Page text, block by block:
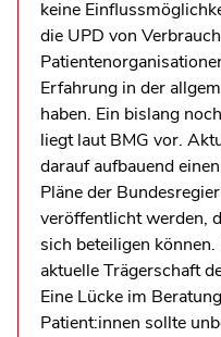
keine
die UPD von
Erfahrung in der
haben. Ein bislang
liegt laut BMG vor.
darauf aufbauend
Pläne der
veröffentlicht werden,
sich beteiligen
aktuelle Trägerschaft
Eine Lücke im
Patient:innen sollte